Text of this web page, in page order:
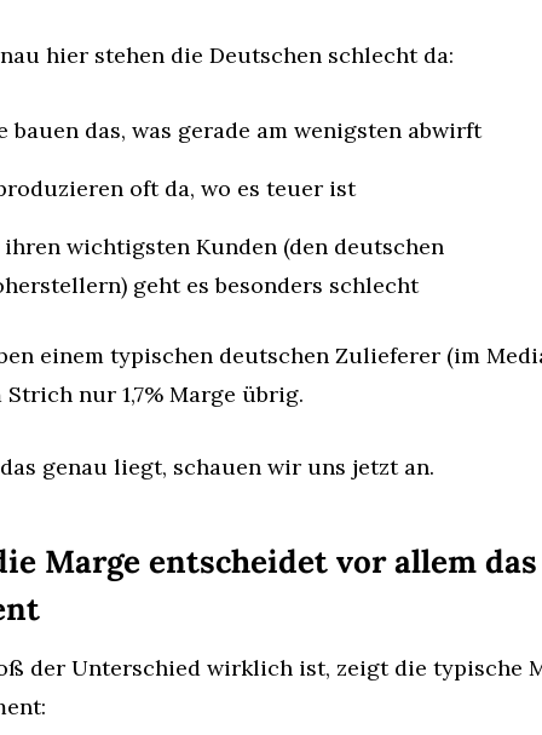
hier stehen die Deutschen schlecht da:
bauen das, was gerade am wenigsten abwirft
oft da, wo es teuer ist
wichtigsten Kunden (den deutschen
geht es besonders schlecht
einem typischen deutschen Zulieferer (im
nur 1,7% Marge übrig.
genau liegt, schauen wir uns jetzt an.
Marge entscheidet vor allem das
der Unterschied wirklich ist, zeigt die typische